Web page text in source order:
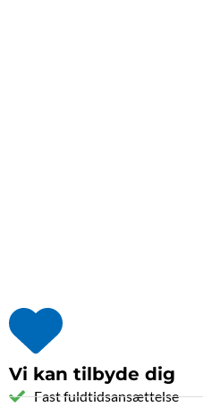
Vi kan tilbyde dig
Fast fuldtidsansættelse